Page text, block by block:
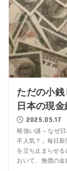
ただの小
日本の現
2025.05.17
根強い謎 – なぜ
不人気？」毎日新
を立ち止まらせ
おいて、無償の金